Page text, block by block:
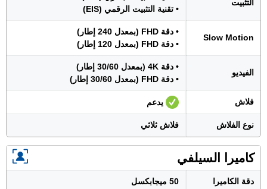
التثبيت
• تقنية التثبيت الرقمي (EIS)
Slow Motion
• دقة FHD (بمعدل 240 إطار)
• دقة FHD (بمعدل 120 إطار)
الفيديو
• دقة 4K (بمعدل 30/60 إطار)
• دقة FHD (بمعدل 30/60 إطار)
فلاش يدعم
نوع الفلاش فلاش ثلاثي
كاميرا السيلفي
دقة الكاميرا 50 ميجابكسل